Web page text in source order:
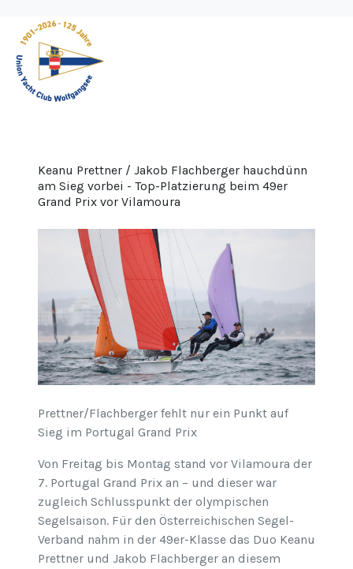
Keanu Prettner / Jakob Flachberger hauchdünn
am Sieg vorbei - Top-Platzierung beim 49er
Grand Prix vor Vilamoura
Prettner/Flachberger fehlt nur ein Punkt auf
Sieg im Portugal Grand Prix
Von Freitag bis Montag stand vor Vilamoura der
7. Portugal Grand Prix an – und dieser war
zugleich Schlusspunkt der olympischen
Segelsaison. Für den Österreichischen Segel-
Verband nahm in der 49er-Klasse das Duo Keanu
Prettner und Jakob Flachberger an diesem